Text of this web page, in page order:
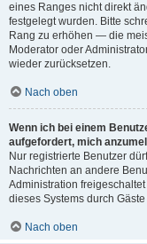
eines Ranges nicht direkt
festgelegt wurden. Bitte
Rang zu erhöhen — die
Moderator oder
wieder zurücksetzen.
Nach oben
Wenn ich bei einem
aufgefordert, mich
Nur registrierte Benutzer
Nachrichten an andere
Administration
dieses Systems durch
Nach oben